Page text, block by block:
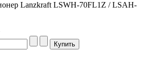
Lanzkraft LSWH-70FL1Z / LSAH-